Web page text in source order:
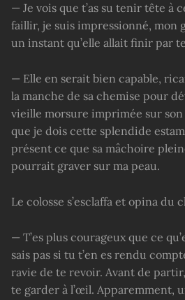
— Je vois que t’as su tenir tête à
faillir, je suis impressionné, mon
un instant qu’elle allait finir par
— Elle en serait bien capable,
la manche de sa chemise pour
vieille morsure imprimée sur son
que je dois cette splendide
présent ce que sa mâchoire
pourrait graver sur ma peau.
Le colosse s’esclaffa et opina du
— T’es plus courageux que ce
sais pas si tu t’en es rendu
ravie de te revoir. Avant de
te garder à l’œil. Apparemment,